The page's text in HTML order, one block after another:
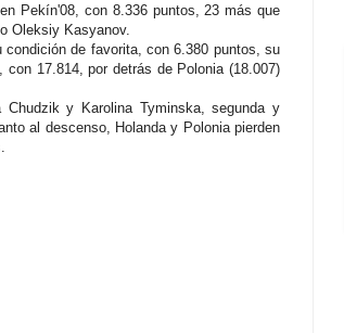
Pekín'08, con 8.336 puntos, 23 más que
Oleksiy Kasyanov.
de favorita, con 6.380 puntos, su
17.814, por detrás de Polonia (18.007)
Chudzik y Karolina Tyminska, segunda y
al descenso, Holanda y Polonia pierden